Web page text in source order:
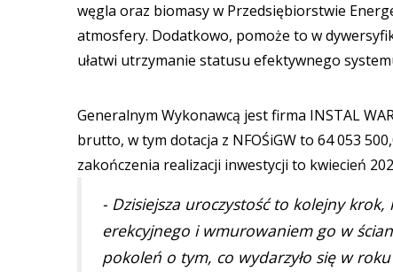
węgla oraz biomasy w Przedsiębiorstwie
atmosfery. Dodatkowo, pomoże to w
ułatwi utrzymanie statusu efektywnego
Generalnym Wykonawcą jest firma INSTAL
brutto, w tym dotacja z NFOŚiGW to 64 053
zakończenia realizacji inwestycji to kwiecień
- Dzisiejsza uroczystość to kolejny
erekcyjnego i wmurowaniem go w
pokoleń o tym, co wydarzyło się w